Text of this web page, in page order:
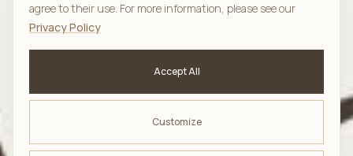
agree to their use. For more information, please see our
Privacy Policy
Accept All
Customize